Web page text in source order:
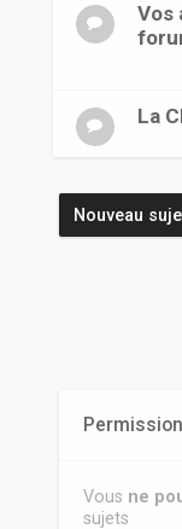
Vos
La
Nouveau
Vous ne
sujets